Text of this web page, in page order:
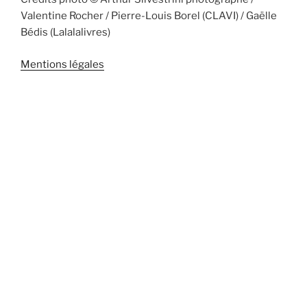
Valentine Rocher / Pierre-Louis Borel (CLAVI) / Gaëlle
Bédis (Lalalalivres)
Mentions légales